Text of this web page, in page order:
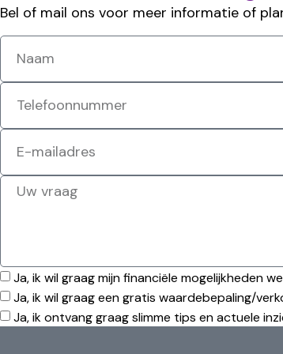
Bel of mail ons voor meer informatie of
Ja, ik wil graag mijn financiële mogelijkheden
Ja, ik wil graag een gratis waardebepaling/
Ja, ik ontvang graag slimme tips en actuele